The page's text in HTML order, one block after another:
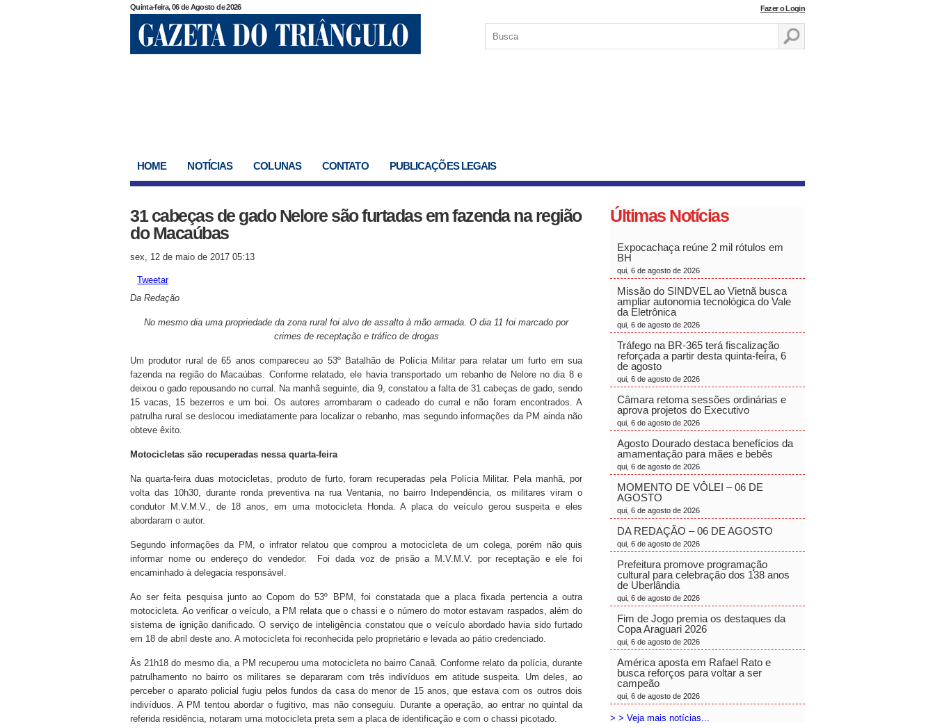
Quinta-feira, 06 de Agosto de 2026 Fazer o Login
HOME NOTÍCIAS COLUNAS CONTATO PUBLICAÇÕES LEGAIS
31 cabeças de gado Nelore são furtadas em fazenda na região
do Macaúbas
sex, 12 de maio de 2017 05:13
Tweetar
Da Redação
No mesmo dia uma propriedade da zona rural foi alvo de assalto à mão armada. O dia 11 foi marcado por
crimes de receptação e tráfico de drogas
Um produtor rural de 65 anos compareceu ao 53º Batalhão de Polícia Militar para relatar um furto em sua
fazenda na região do Macaúbas. Conforme relatado, ele havia transportado um rebanho de Nelore no dia 8 e
deixou o gado repousando no curral. Na manhã seguinte, dia 9, constatou a falta de 31 cabeças de gado, sendo
15 vacas, 15 bezerros e um boi. Os autores arrombaram o cadeado do curral e não foram encontrados. A
patrulha rural se deslocou imediatamente para localizar o rebanho, mas segundo informações da PM ainda não
obteve êxito.
Motocicletas são recuperadas nessa quarta-feira
Na quarta-feira duas motocicletas, produto de furto, foram recuperadas pela Polícia Militar. Pela manhã, por
volta das 10h30, durante ronda preventiva na rua Ventania, no bairro Independência, os militares viram o
condutor M.V.M.V., de 18 anos, em uma motocicleta Honda. A placa do veículo gerou suspeita e eles
abordaram o autor.
Segundo informações da PM, o infrator relatou que comprou a motocicleta de um colega, porém não quis
informar nome ou endereço do vendedor. Foi dada voz de prisão a M.V.M.V. por receptação e ele foi
encaminhado à delegacia responsável.
Ao ser feita pesquisa junto ao Copom do 53º BPM, foi constatada que a placa fixada pertencia a outra
motocicleta. Ao verificar o veículo, a PM relata que o chassi e o número do motor estavam raspados, além do
sistema de ignição danificado. O serviço de inteligência constatou que o veículo abordado havia sido furtado
em 18 de abril deste ano. A motocicleta foi reconhecida pelo proprietário e levada ao pátio credenciado.
Às 21h18 do mesmo dia, a PM recuperou uma motocicleta no bairro Canaã. Conforme relato da polícia, durante
patrulhamento no bairro os militares se depararam com três indivíduos em atitude suspeita. Um deles, ao
perceber o aparato policial fugiu pelos fundos da casa do menor de 15 anos, que estava com os outros dois
indivíduos. A PM tentou abordar o fugitivo, mas não conseguiu. Durante a operação, ao entrar no quintal da
referida residência, notaram uma motocicleta preta sem a placa de identificação e com o chassi picotado.
Últimas Notícias
Expocachaça reúne 2 mil rótulos em
BH
qui, 6 de agosto de 2026
Missão do SINDVEL ao Vietnã busca
ampliar autonomia tecnológica do Vale
da Eletrônica
qui, 6 de agosto de 2026
Tráfego na BR-365 terá fiscalização
reforçada a partir desta quinta-feira, 6
de agosto
qui, 6 de agosto de 2026
Câmara retoma sessões ordinárias e
aprova projetos do Executivo
qui, 6 de agosto de 2026
Agosto Dourado destaca benefícios da
amamentação para mães e bebês
qui, 6 de agosto de 2026
MOMENTO DE VÔLEI – 06 DE
AGOSTO
qui, 6 de agosto de 2026
DA REDAÇÃO – 06 DE AGOSTO
qui, 6 de agosto de 2026
Prefeitura promove programação
cultural para celebração dos 138 anos
de Uberlândia
qui, 6 de agosto de 2026
Fim de Jogo premia os destaques da
Copa Araguari 2026
qui, 6 de agosto de 2026
América aposta em Rafael Rato e
busca reforços para voltar a ser
campeão
qui, 6 de agosto de 2026
> > Veja mais notícias...